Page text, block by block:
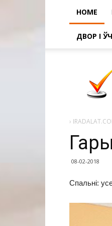
HOME
ДВОР І
›
08-02-2018
Спальні: